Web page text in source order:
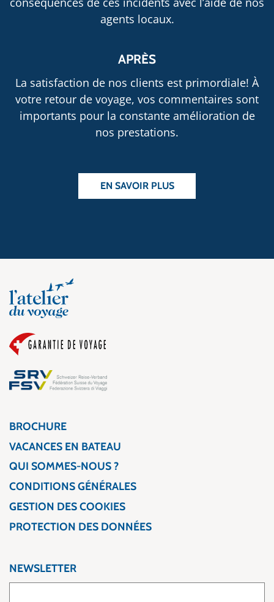
agents locaux.
APRÈS
La satisfaction de nos clients est primordiale! À
votre retour de voyage, vos commentaires sont
importants pour la constante amélioration de
nos prestations.
EN SAVOIR PLUS
BROCHURE
VACANCES EN BATEAU
QUI SOMMES-NOUS ?
CONDITIONS GÉNÉRALES
GESTION DES COOKIES
PROTECTION DES DONNÉES
NEWSLETTER